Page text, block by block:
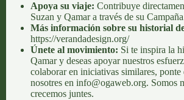
Apoya su viaje: Contribuye
Suzan y Qamar a través de su Campaña
Más información sobre su historial
https://verandadesign.org/
Únete al movimiento: Si te inspira la
Qamar y deseas apoyar nuestros
colaborar en iniciativas similares, ponte
nosotres en info@ogaweb.org. Somos
crecemos juntes.